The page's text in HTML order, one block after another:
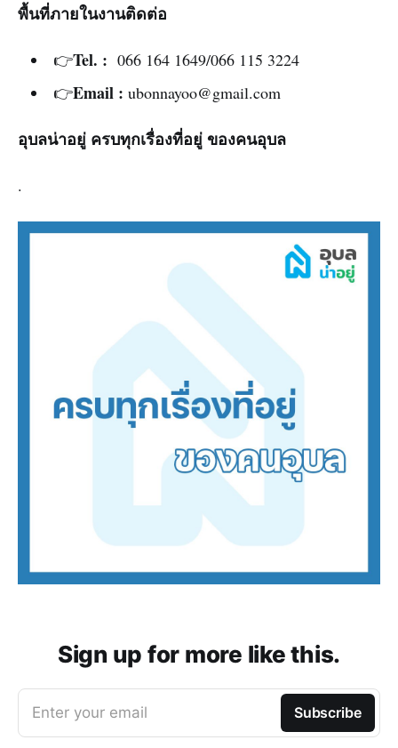
พื้นที่ภายในงานติดต่อ
👉Tel. : 066 164 1649/066 115 3224
👉Email : ubonnayoo@gmail.com
อุบลน่าอยู่ ครบทุกเรื่องที่อยู่ ของคนอุบล
.
Sign up for more like this.
Enter your email Subscribe